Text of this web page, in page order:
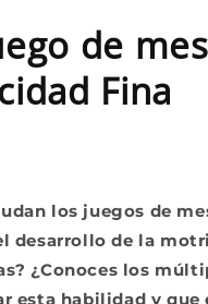
de
Fina
los juegos de
desarrollo de la
¿Conoces los
esta habilidad y que